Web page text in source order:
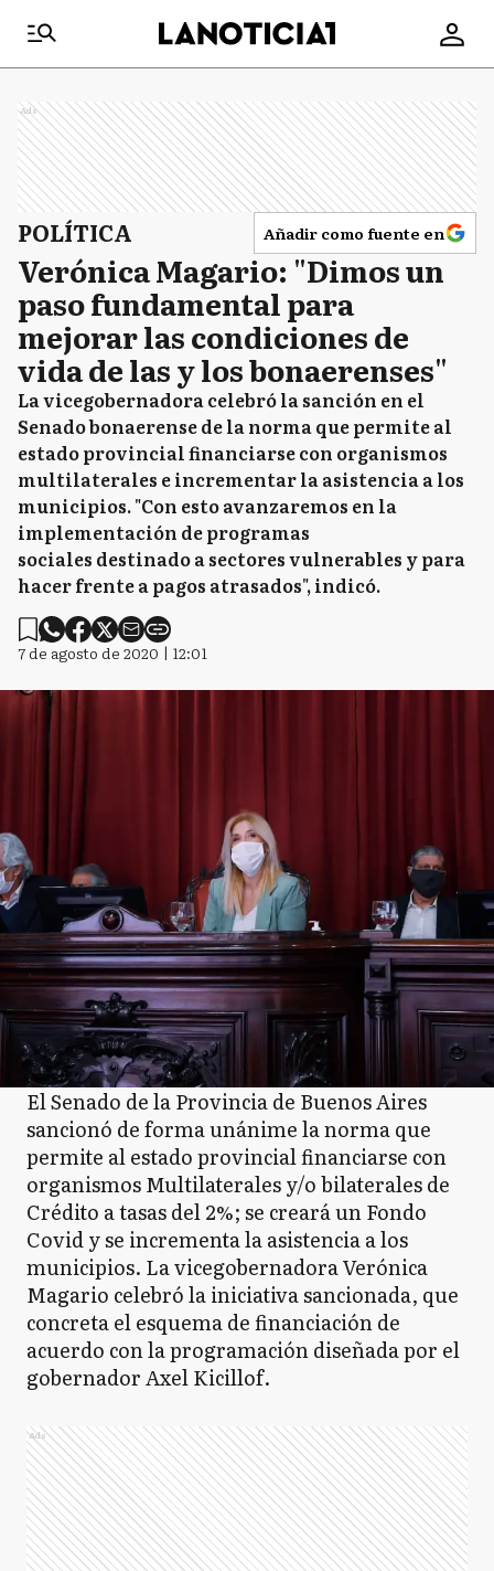
Ads
POLÍTICA Añadir como fuente en
Verónica Magario: "Dimos un
paso fundamental para
mejorar las condiciones de
vida de las y los bonaerenses"
La vicegobernadora celebró la sanción en el
Senado bonaerense de la norma que permite al
estado provincial financiarse con organismos
multilaterales e incrementar la asistencia a los
municipios. "Con esto avanzaremos en la
implementación de programas
sociales destinado a sectores vulnerables y para
hacer frente a pagos atrasados", indicó.
7 de agosto de 2020 | 12:01
El Senado de la Provincia de Buenos Aires
sancionó de forma unánime la norma que
permite al estado provincial financiarse con
organismos Multilaterales y/o bilaterales de
Crédito a tasas del 2%; se creará un Fondo
Covid y se incrementa la asistencia a los
municipios. La vicegobernadora Verónica
Magario celebró la iniciativa sancionada, que
concreta el esquema de financiación de
acuerdo con la programación diseñada por el
gobernador Axel Kicillof.
Ads